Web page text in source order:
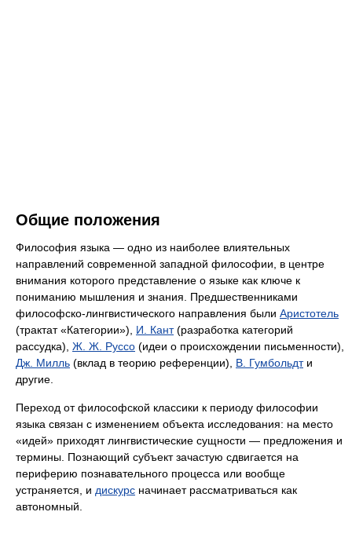
Общие положения
Философия языка — одно из наиболее влиятельных
направлений современной западной философии, в центре
внимания которого представление о языке как ключе к
пониманию мышления и знания. Предшественниками
философско-лингвистического направления были Аристотель
(трактат «Категории»), И. Кант(разработка категорий
рассудка), Ж. Ж. Руссо (идеи о происхождении письменности),
Дж. Милль (вклад в теорию референции), В. Гумбольдти
другие.
Переход от философской классики к периоду философии
языка связан с изменением объекта исследования: на место
«идей» приходят лингвистические сущности — предложения и
термины. Познающий субъект зачастую сдвигается на
периферию познавательного процесса или вообще
устраняется, и дискурс начинает рассматриваться как
автономный.